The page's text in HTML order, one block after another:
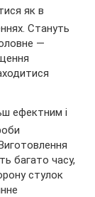
як в
Стануть
—
ефектним і
багато часу,
стулок